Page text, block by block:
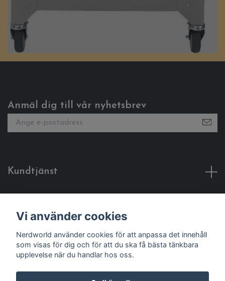
Anmäl dig till vår nyhetsbrev
Kundtjänst
Sociala medier
Vi använder cookies
Nerdworld använder cookies för att anpassa det innehåll
som visas för dig och för att du ska få bästa tänkbara
upplevelse när du handlar hos oss.